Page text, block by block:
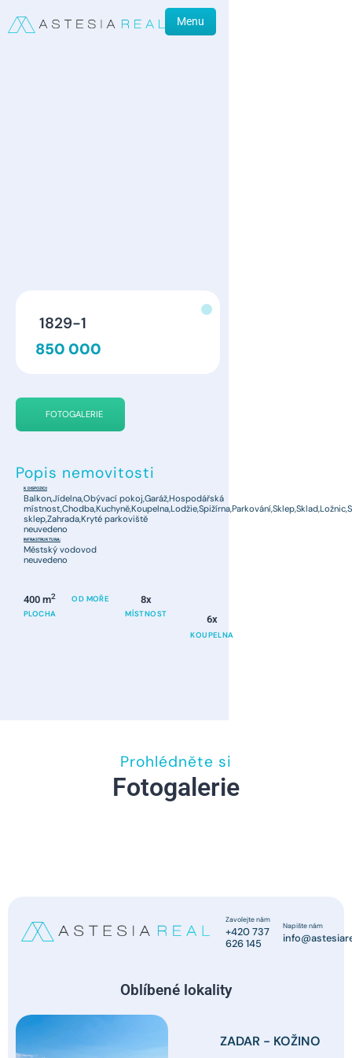
Menu
1829-1
850 000
FOTOGALERIE
Popis nemovitosti
K DISPOZICI:
Balkon,Jídelna,Obývací pokoj,Garáž,Hospodářská
sklep,Zahrada,Kryté parkoviště
neuvedeno
INFRASTRUKTURA:
Městský vodovod
neuvedeno
400 m2
PLOCHA
OD MOŘE 8x
MÍSTNOST 6x
KOUPELNA
Prohlédněte si
Fotogalerie
Zavolejte nám
+420 737
626 145
Napište nám
Oblíbené lokality
ZADAR - KOŽINO